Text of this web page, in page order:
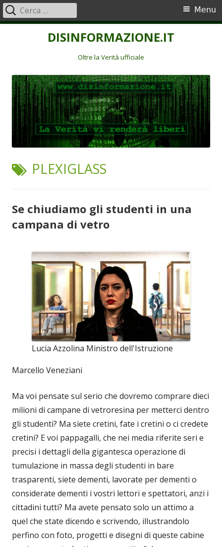
DISINFORMAZIONE.IT
Oltre la Verità ufficiale
Menu
principale
Menu
Ricerca
per:
TAG:
PLEXIGLASS
Se chiudiamo gli studenti in una
campana di vetro
Lucia Azzolina Ministro dell'Istruzione
Marcello Veneziani
Ma voi pensate sul serio che dovremo comprare dieci
milioni di campane di vetroresina per metterci dentro
gli studenti? Ma siete cretini, fate i cretini o ci credete
cretini? E voi pappagalli, che nei media riferite seri e
precisi i dettagli della gigantesca operazione di
tumulazione in massa degli studenti in bare
trasparenti, siete dementi, lavorate per dementi o
considerate dementi i vostri lettori e spettatori, anzi i
cittadini tutti? Ma avete pensato solo un attimo a
quel che state dicendo e scrivendo, illustrandolo
perfino con foto, progetti e disegni di queste cabine